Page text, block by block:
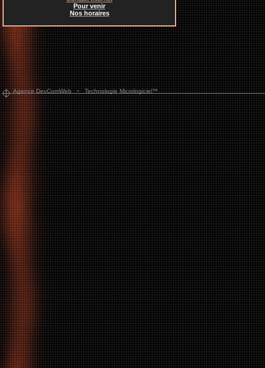
Pour venir
Nos horaires
Agence DevComWeb-Technologie Micrologiciel™